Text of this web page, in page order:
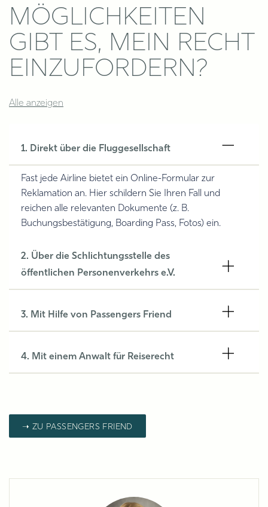
MÖGLICHKEITEN
GIBT ES, MEIN RECHT
EINZUFORDERN?
Alle anzeigen
1. Direkt über die Fluggesellschaft
Fast jede Airline bietet ein Online-Formular zur
Reklamation an. Hier schildern Sie Ihren Fall und
reichen alle relevanten Dokumente (z. B.
Buchungsbestätigung, Boarding Pass, Fotos) ein.
2. Über die Schlichtungsstelle des
öffentlichen Personenverkehrs e.V.
3. Mit Hilfe von Passengers Friend
4. Mit einem Anwalt für Reiserecht
➝ ZU PASSENGERS FRIEND